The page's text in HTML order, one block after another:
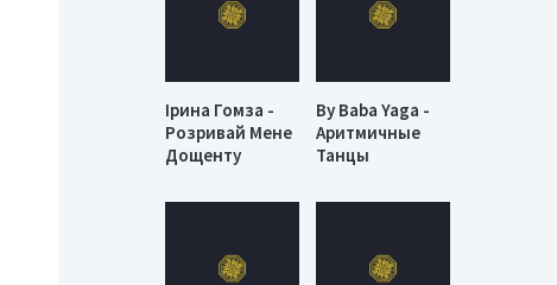
Ірина Гомза -
Розривай Мене
Дощенту
By Baba Yaga -
Аритмичные
Танцы